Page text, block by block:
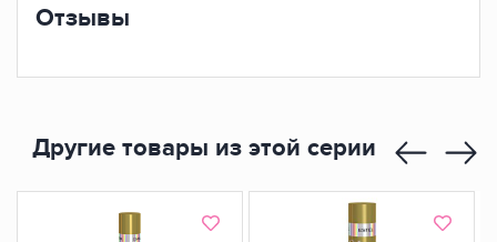
Отзывы
Другие товары из этой серии